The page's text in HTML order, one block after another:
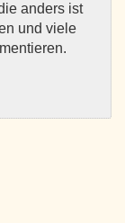
anders ist
und viele